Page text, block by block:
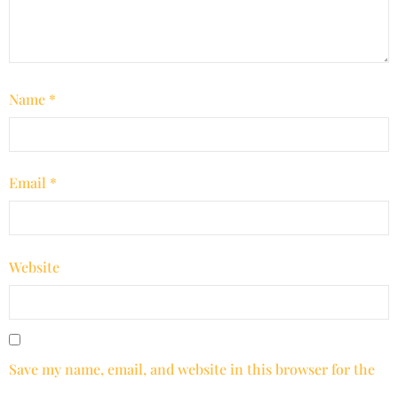
Name *
Email *
Website
Save my name, email, and website in this browser for the